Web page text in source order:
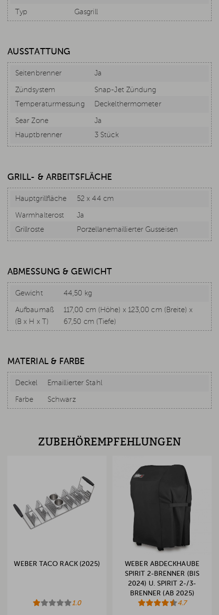
Typ Gasgrill
AUSSTATTUNG
Seitenbrenner Ja
Zündsystem
Snap-Jet Zündung
Temperaturmessung
Deckelthermometer
Sear Zone
Ja
Hauptbrenner
3 Stück
GRILL- & ARBEITSFLÄCHE
Hauptgrillfläche 52 x 44 cm
Warmhalterost
Ja
Grillroste
Porzellanemaillierter Gusseisen
ABMESSUNG & GEWICHT
Gewicht 44,50 kg
Aufbaumaß
(B x H x T)
117,00 cm (Höhe) x 123,00 cm (Breite) x
67,50 cm (Tiefe)
MATERIAL & FARBE
Deckel Emaillierter Stahl
Farbe Schwarz
ZUBEHÖREMPFEHLUNGEN
WEBER TACO RACK (2025)
1.0
WEBER ABDECKHAUBE
SPIRIT 2-BRENNER (BIS
2024) U. SPIRIT 2-/3-
BRENNER (AB 2025)
4.7